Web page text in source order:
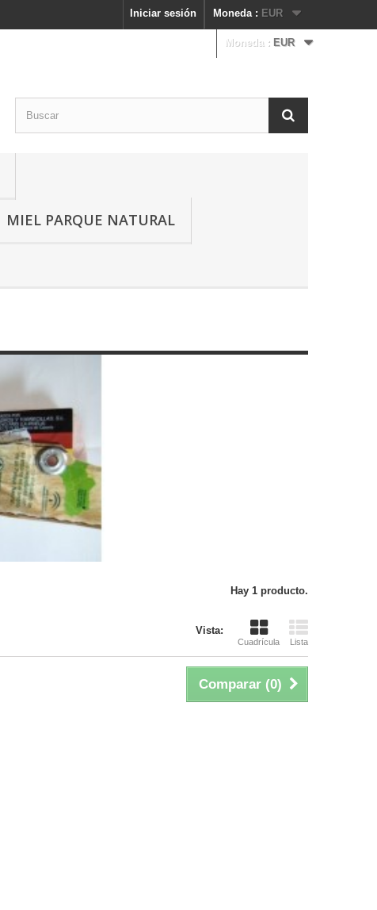
Moneda : EUR
Iniciar sesión
Moneda : EUR
MIEL PARQUE NATURAL
Hay 1 producto.
Vista:
Cuadrícula Lista
Comparar (0)